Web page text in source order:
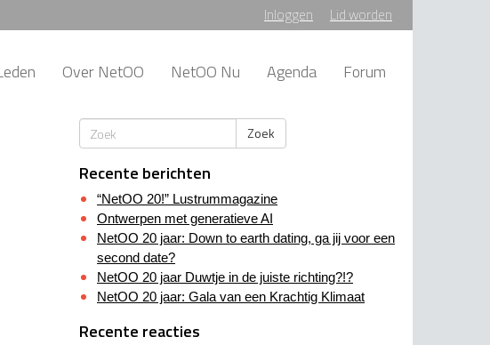
Inloggen Lid worden
Over NetOO NetOO Nu Agenda Forum
Zoek
Recente berichten
“NetOO 20!” Lustrummagazine
Ontwerpen met generatieve AI
NetOO 20 jaar: Down to earth dating, ga jij voor een
second date?
NetOO 20 jaar Duwtje in de juiste richting?!?
NetOO 20 jaar: Gala van een Krachtig Klimaat
Recente reacties